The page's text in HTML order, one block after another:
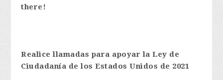
there!
Realice llamadas para apoyar la Ley de
Ciudadanía de los Estados Unidos de 2021